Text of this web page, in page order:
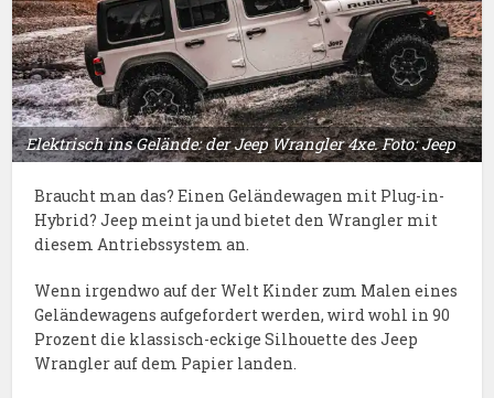
Elektrisch ins Gelände: der Jeep Wrangler 4xe. Foto: Jeep
Braucht man das? Einen Geländewagen mit Plug-in-
Hybrid? Jeep meint ja und bietet den Wrangler mit
diesem Antriebssystem an.
Wenn irgendwo auf der Welt Kinder zum Malen eines
Geländewagens aufgefordert werden, wird wohl in 90
Prozent die klassisch-eckige Silhouette des Jeep
Wrangler auf dem Papier landen.